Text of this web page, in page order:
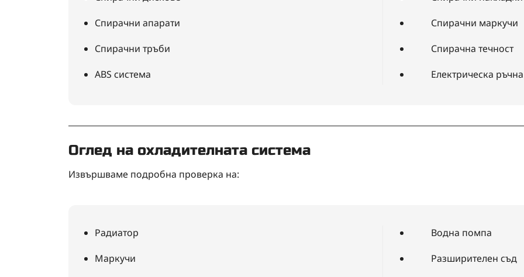
Спирачни апарати
Спирачни маркучи
Спирачни тръби
Спирачна течност
ABS система
Електрическа
Оглед на охладителната система
Извършваме подробна проверка на:
Радиатор
Водна помпа
Маркучи
Разширителен съд